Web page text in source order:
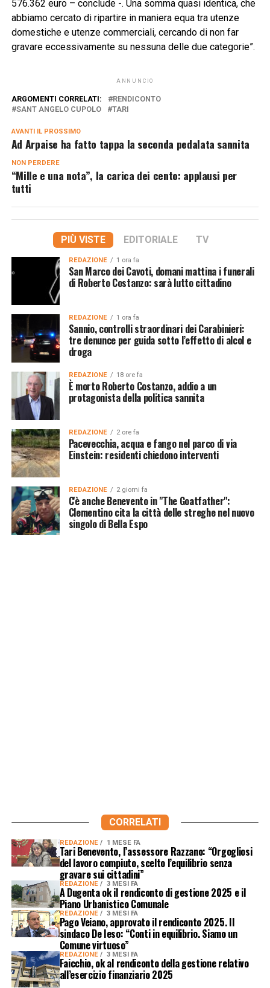
576.362 euro – conclude -. Una somma quasi identica, che
abbiamo cercato di ripartire in maniera equa tra utenze
domestiche e utenze commerciali, cercando di non far
gravare eccessivamente su nessuna delle due categorie”.
ANNUNCIO
ARGOMENTI CORRELATI:
RENDICONTO
SANT ANGELO CUPOLO
TARI
AVANTI IL ​​PROSSIMO
Ad Arpaise ha fatto tappa la seconda pedalata sannita
NON PERDERE
“Mille e una nota”, la carica dei cento: applausi per
tutti
PIÙ VISTE EDITORIALE TV
REDAZIONE 1 ora fa
San Marco dei Cavoti, domani mattina i funerali
di Roberto Costanzo: sarà lutto cittadino
REDAZIONE 1 ora fa
Sannio, controlli straordinari dei Carabinieri:
tre denunce per guida sotto l’effetto di alcol e
droga
REDAZIONE 18 ore fa
È morto Roberto Costanzo, addio a un
protagonista della politica sannita
REDAZIONE 2 ore fa
Pacevecchia, acqua e fango nel parco di via
Einstein: residenti chiedono interventi
REDAZIONE 2 giorni fa
C'è anche Benevento in "The Goatfather":
Clementino cita la città delle streghe nel nuovo
singolo di Bella Espo
CORRELATI
REDAZIONE 1 MESE FA
Tari Benevento, l’assessore Razzano: “Orgogliosi
del lavoro compiuto, scelto l’equilibrio senza
gravare sui cittadini”
REDAZIONE 3 MESI FA
A Dugenta ok il rendiconto di gestione 2025 e il
Piano Urbanistico Comunale
REDAZIONE 3 MESI FA
Pago Veiano, approvato il rendiconto 2025. Il
sindaco De Ieso: “Conti in equilibrio. Siamo un
Comune virtuoso”
REDAZIONE 3 MESI FA
Faicchio, ok al rendiconto della gestione relativo
all’esercizio finanziario 2025